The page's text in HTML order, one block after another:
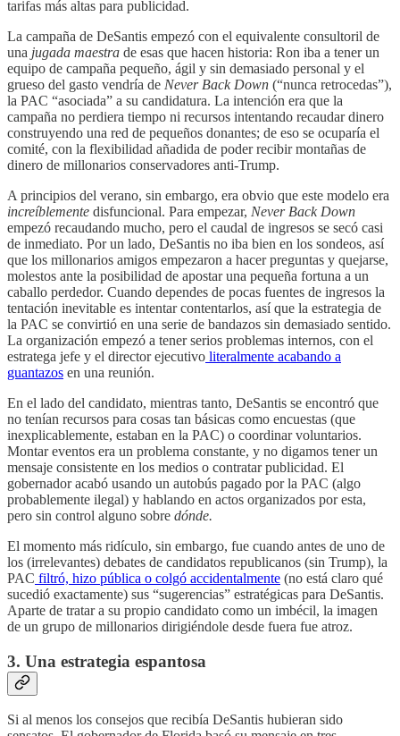
tarifas más altas para publicidad.
La campaña de DeSantis empezó con el equivalente consultoril de
una jugada maestra de esas que hacen historia: Ron iba a tener un
equipo de campaña pequeño, ágil y sin demasiado personal y el
grueso del gasto vendría de Never Back Down (“nunca retrocedas”),
la PAC “asociada” a su candidatura. La intención era que la
campaña no perdiera tiempo ni recursos intentando recaudar dinero
construyendo una red de pequeños donantes; de eso se ocuparía el
comité, con la flexibilidad añadida de poder recibir montañas de
dinero de millonarios conservadores anti-Trump.
A principios del verano, sin embargo, era obvio que este modelo era
increíblemente disfuncional. Para empezar, Never Back Down
empezó recaudando mucho, pero el caudal de ingresos se secó casi
de inmediato. Por un lado, DeSantis no iba bien en los sondeos, así
que los millonarios amigos empezaron a hacer preguntas y quejarse,
molestos ante la posibilidad de apostar una pequeña fortuna a un
caballo perdedor. Cuando dependes de pocas fuentes de ingresos la
tentación inevitable es intentar contentarlos, así que la estrategia de
la PAC se convirtió en una serie de bandazos sin demasiado sentido.
La organización empezó a tener serios problemas internos, con el
estratega jefe y el director ejecutivo literalmente acabando a
guantazos en una reunión.
En el lado del candidato, mientras tanto, DeSantis se encontró que
no tenían recursos para cosas tan básicas como encuestas (que
inexplicablemente, estaban en la PAC) o coordinar voluntarios.
Montar eventos era un problema constante, y no digamos tener un
mensaje consistente en los medios o contratar publicidad. El
gobernador acabó usando un autobús pagado por la PAC (algo
probablemente ilegal) y hablando en actos organizados por esta,
pero sin control alguno sobre dónde.
El momento más ridículo, sin embargo, fue cuando antes de uno de
los (irrelevantes) debates de candidatos republicanos (sin Trump), la
PAC filtró, hizo pública o colgó accidentalmente (no está claro qué
sucedió exactamente) sus “sugerencias” estratégicas para DeSantis.
Aparte de tratar a su propio candidato como un imbécil, la imagen
de un grupo de millonarios dirigiéndole desde fuera fue atroz.
3. Una estrategia espantosa
Si al menos los consejos que recibía DeSantis hubieran sido